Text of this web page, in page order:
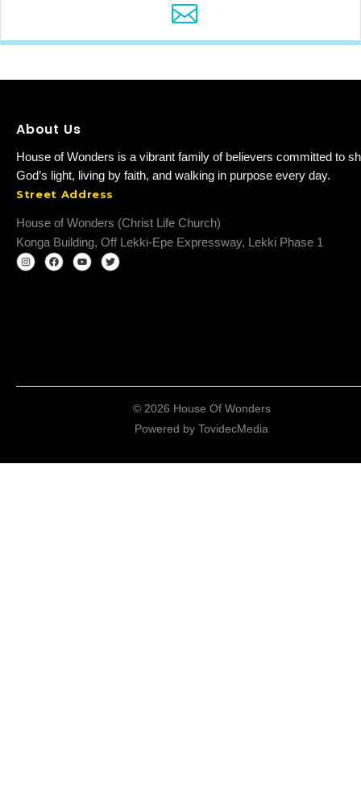
About Us
House of Wonders is a vibrant family of believers committed to
God’s light, living by faith, and walking in purpose every day.
Street Address
House of Wonders (Christ Life Church)
Konga Building, Off Lekki-Epe Expressway, Lekki Phase 1
© 2026 House Of Wonders
Powered by TovidecMedia